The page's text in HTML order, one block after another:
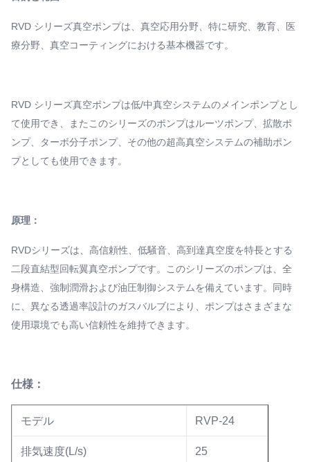
RVD シリーズ真空ポンプは、真空応用分野、特に研究、教育、医
療分野、真空コーティングにおける基本機器です。
RVD シリーズ真空ポンプは低/中真空システムのメインポンプとし
て使用でき、またこのシリーズのポンプはルーツポンプ、拡散ポ
ンプ、ターボ分子ポンプ、その他の超高真空システムの補助ポン
プとしても使用できます。
原理：
RVDシリーズは、高信頼性、低騒音、高到達真空度を特長とする
二段直結型回転翼真空ポンプです。このシリーズのポンプは、全
身構造、強制潤滑および油圧制御システムを備えています。同時
に、異なる透過率設計のガスバルブにより、ポンプはさまざまな
使用環境でも高い信頼性を維持できます。
仕様：
モデル RVP-24
排気速度(L/s) 25